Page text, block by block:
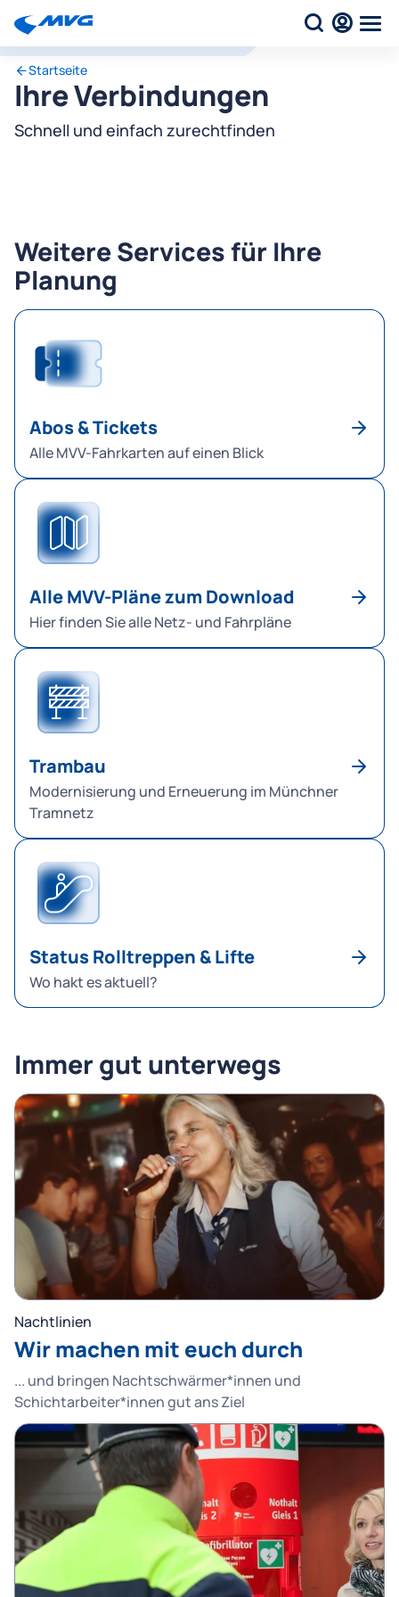
Startseite
Ihre Verbindungen
Schnell und einfach zurechtfinden
Weitere Services für Ihre
Planung
Abos & Tickets
Alle MVV-Fahrkarten auf einen Blick
Alle MVV-Pläne zum Download
Hier finden Sie alle Netz- und Fahrpläne
Trambau
Modernisierung und Erneuerung im Münchner
Tramnetz
Status Rolltreppen & Lifte
Wo hakt es aktuell?
Immer gut unterwegs
Nachtlinien
Wir machen mit euch durch
... und bringen Nachtschwärmer*innen und
Schichtarbeiter*innen gut ans Ziel